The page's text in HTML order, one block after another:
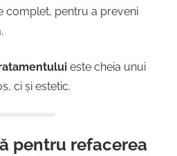
complet, pentru a preveni
este cheia unui
ci și estetic.
pentru refacerea